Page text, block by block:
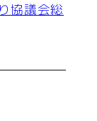
協議会総